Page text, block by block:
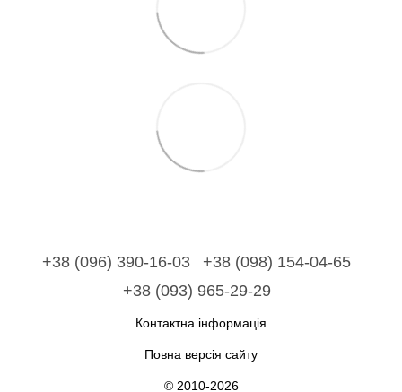
+38 (096) 390-16-03
+38 (098) 154-04-65
+38 (093) 965-29-29
Контактна інформація
Повна версія сайту
© 2010-2026